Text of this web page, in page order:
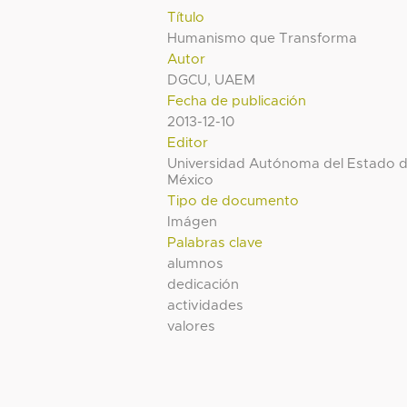
Título
Humanismo que Transforma
Autor
DGCU, UAEM
Fecha de publicación
2013-12-10
Editor
Universidad Autónoma del Estado
México
Tipo de documento
Imágen
Palabras clave
alumnos
dedicación
actividades
valores